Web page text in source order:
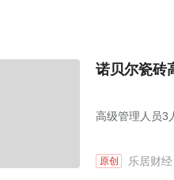
诺贝尔瓷砖
高级管理人员3
原创 乐居财经